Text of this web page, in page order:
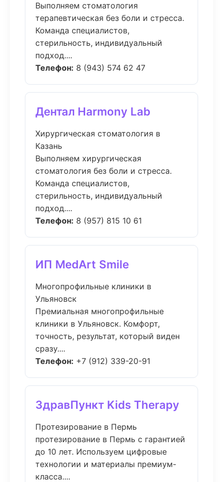
Выполняем стоматология
терапевтическая без боли и стресса.
Команда специалистов,
стерильность, индивидуальный
подход....
Телефон: 8 (943) 574 62 47
Дентал Harmony Lab
Хирургическая стоматология в
Казань
Выполняем хирургическая
стоматология без боли и стресса.
Команда специалистов,
стерильность, индивидуальный
подход....
Телефон: 8 (957) 815 10 61
ИП MedArt Smile
Многопрофильные клиники в
Ульяновск
Премиальная многопрофильные
клиники в Ульяновск. Комфорт,
точность, результат, который виден
сразу....
Телефон: +7 (912) 339-20-91
ЗдравПункт Kids Therapy
Протезирование в Пермь
протезирование в Пермь с гарантией
до 10 лет. Используем цифровые
технологии и материалы премиум-
класса....